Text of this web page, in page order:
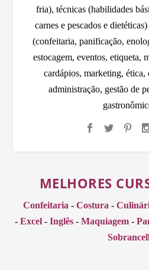
fria), técnicas (habilidades
carnes e pescados e
(confeitaria, panificação,
estocagem, eventos, etiqueta,
cardápios, marketing, ética,
administração, gestão de
MELHORES
Confeitaria - Costura -
- Excel - Inglês - Maquiagem -